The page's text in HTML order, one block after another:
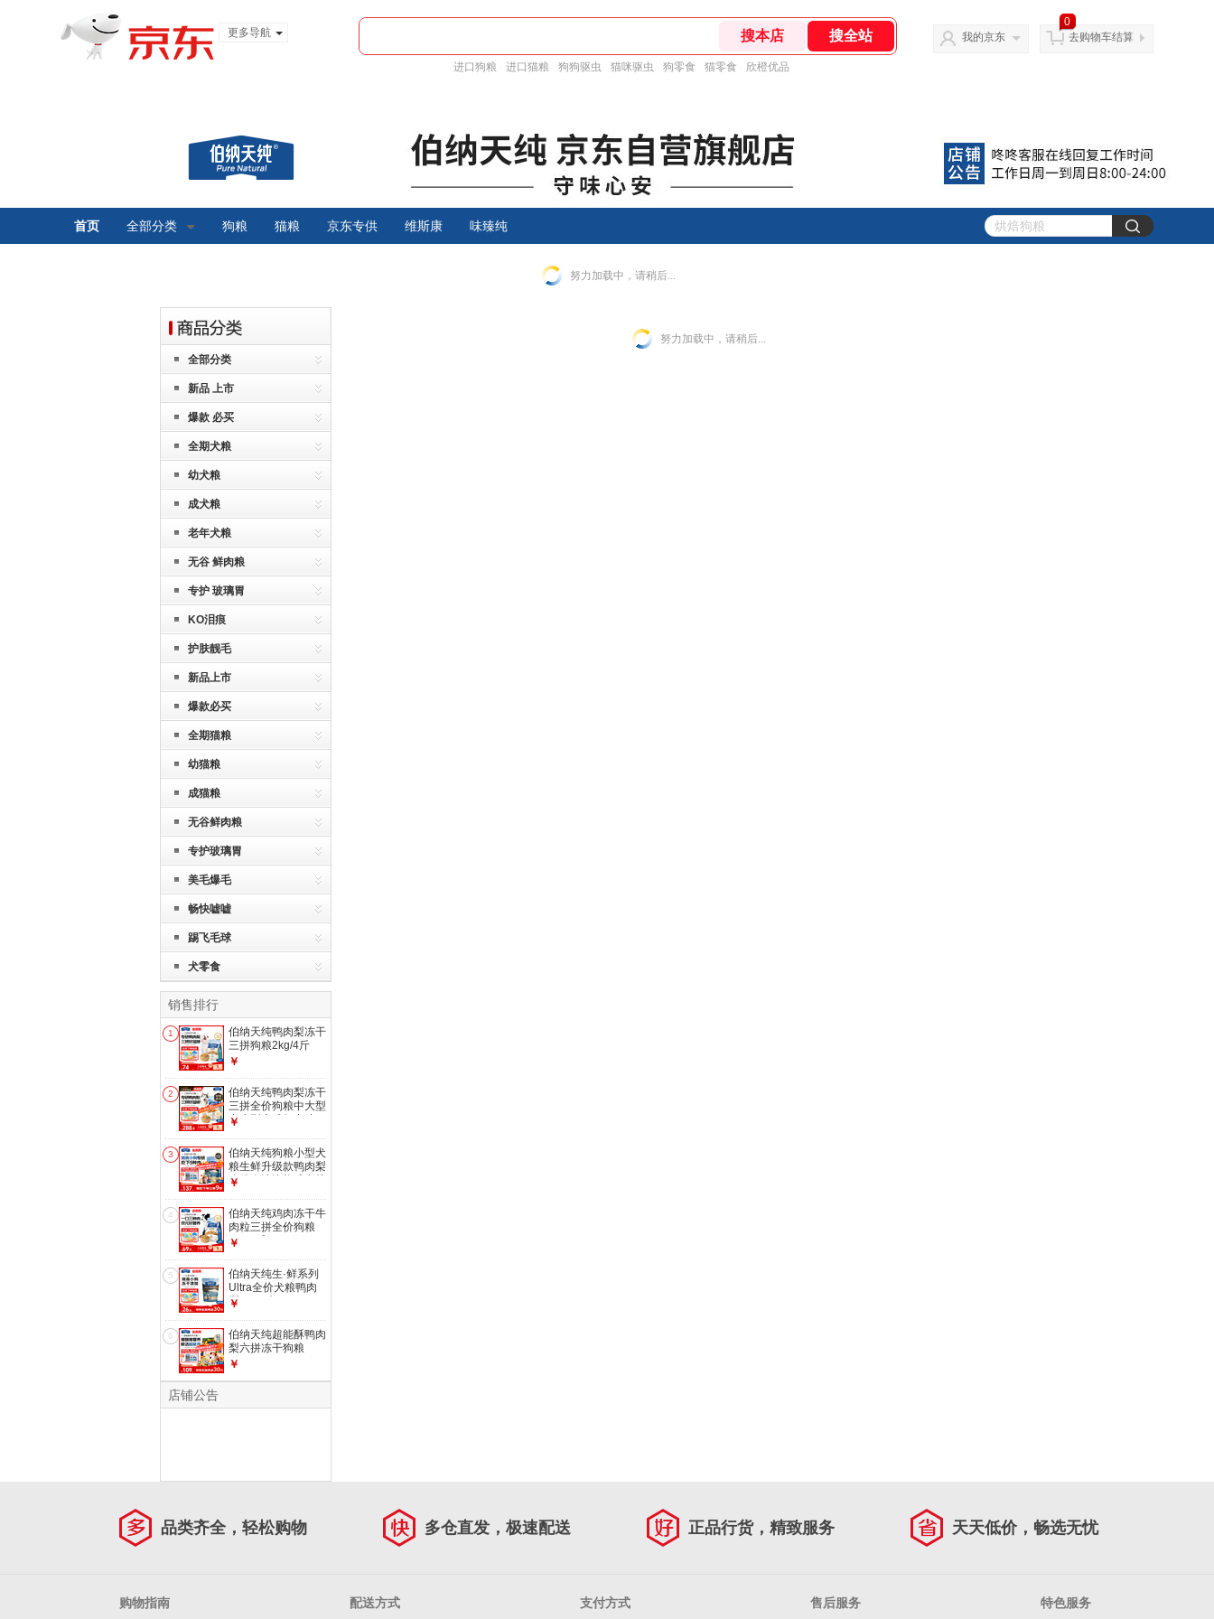
更多导航
进口狗粮 进口猫粮 狗狗驱虫 猫咪驱虫 狗零食 猫零食 欣橙优品
我的京东
0
去购物车结算
首页 全部分类 狗粮 猫粮 京东专供 维斯康 味臻纯
努力加载中，请稍后...
全部分类
新品 上市
爆款 必买
全期犬粮
幼犬粮
成犬粮
老年犬粮
无谷 鲜肉粮
专护 玻璃胃
KO泪痕
护肤靓毛
新品上市
爆款必买
全期猫粮
幼猫粮
成猫粮
无谷鲜肉粮
专护玻璃胃
美毛爆毛
畅快嘘嘘
踢飞毛球
犬零食
销售排行
1
伯纳天纯鸭肉梨冻干
三拼狗粮2kg/4斤
￥
2
伯纳天纯鸭肉梨冻干
三拼全价狗粮中大型
犬小型犬成年犬粮
￥
3
伯纳天纯狗粮小型犬
粮生鲜升级款鸭肉梨
狗粮泰迪比熊成犬幼
￥
4
伯纳天纯鸡肉冻干牛
肉粒三拼全价狗粮
2kg/4斤
￥
5
伯纳天纯生·鲜系列
Ultra全价犬粮鸭肉
梨400g/包
￥
6
伯纳天纯超能酥鸭肉
梨六拼冻干狗粮
1.6kg
￥
店铺公告
努力加载中，请稍后...
品类齐全，轻松购物 多仓直发，极速配送 正品行货，精致服务 天天低价，畅选无忧
购物指南 配送方式 支付方式 售后服务 特色服务